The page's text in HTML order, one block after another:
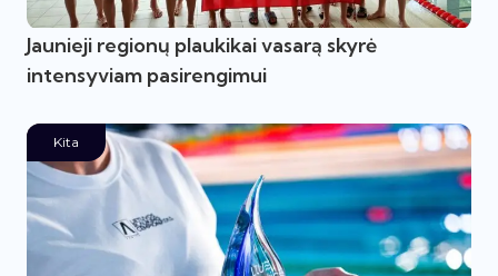
Jaunieji regionų plaukikai vasarą skyrė
intensyviam pasirengimui
Kita